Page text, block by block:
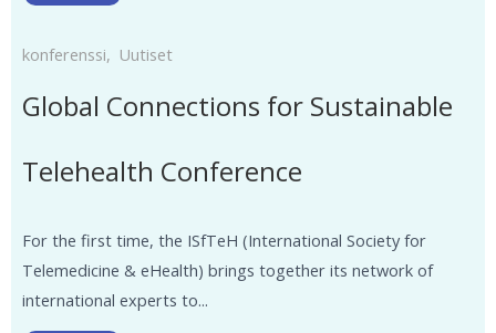
konferenssi, Uutiset
Global Connections for Sustainable
Telehealth Conference
For the first time, the ISfTeH (International Society for
Telemedicine & eHealth) brings together its network of
international experts to...